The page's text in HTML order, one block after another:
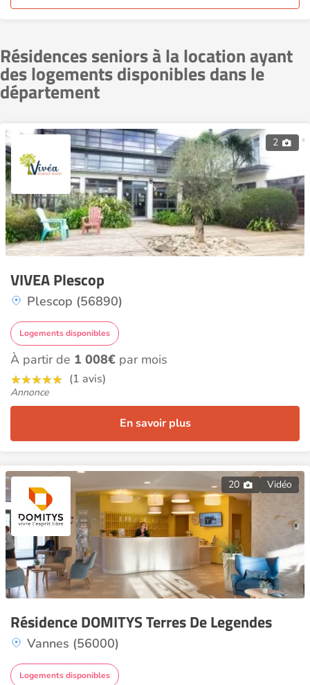
Résidences seniors à la location ayant
des logements disponibles dans le
département
2
VIVEA Plescop
Plescop (56890)
Logements disponibles
À partir de 1 008€ par mois
(1 avis)
Annonce
En savoir plus
20 Vidéo
Résidence DOMITYS Terres De Legendes
Vannes (56000)
Logements disponibles